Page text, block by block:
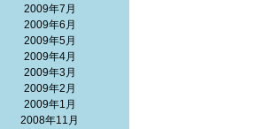
2009年7月
2009年6月
2009年5月
2009年4月
2009年3月
2009年2月
2009年1月
2008年11月